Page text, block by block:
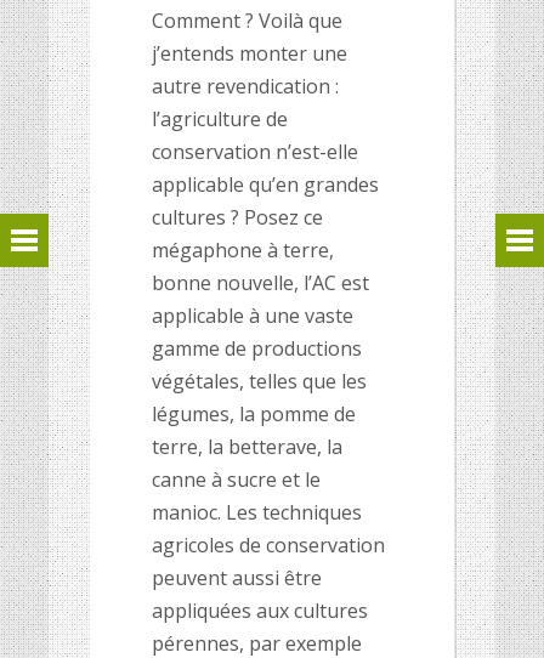
Comment ? Voilà que
j’entends monter une
autre revendication :
l’agriculture de
conservation n’est-elle
applicable qu’en grandes
cultures ? Posez ce
mégaphone à terre,
bonne nouvelle, l’AC est
applicable à une vaste
gamme de productions
végétales, telles que les
légumes, la pomme de
terre, la betterave, la
canne à sucre et le
manioc. Les techniques
agricoles de conservation
peuvent aussi être
appliquées aux cultures
pérennes, par exemple